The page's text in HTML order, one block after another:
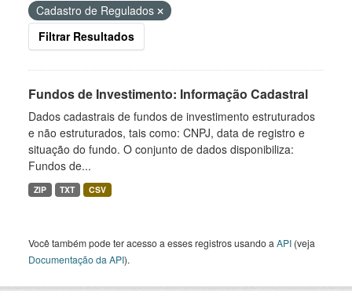
Cadastro de Regulados
Filtrar Resultados
Fundos de Investimento: Informação Cadastral
Dados cadastrais de fundos de investimento estruturados
e não estruturados, tais como: CNPJ, data de registro e
situação do fundo. O conjunto de dados disponibiliza:
Fundos de...
ZIP TXT CSV
Você também pode ter acesso a esses registros usando a API (veja
Documentação da API).